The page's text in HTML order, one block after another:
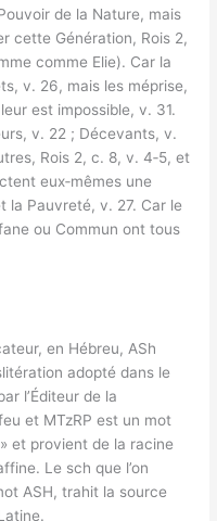
de la Nature, mais
cette Génération, Rois 2,
comme Elie). Car la
v. 26, mais les méprise,
est impossible, v. 31.
v. 22 ; Décevants, v.
Rois 2, c. 8, v. 4‑5, et
eux‑mêmes une
la Pauvreté, v. 27. Car le
ou Commun ont tous
en Hébreu, ASh
adopté dans le
l’Éditeur de la
et MTzRP est un mot
et provient de la racine
Le sch que l’on
ASH, trahit la source